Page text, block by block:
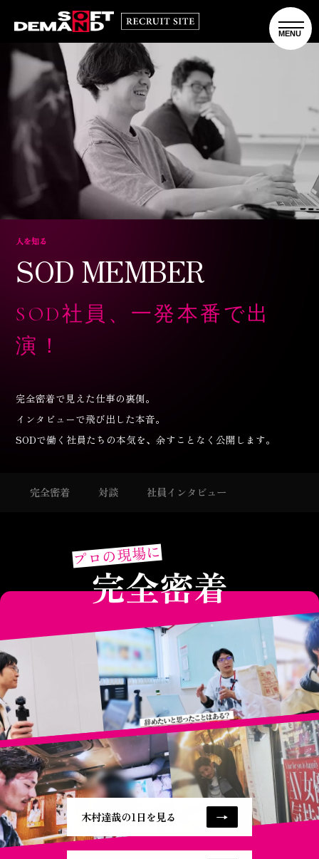
人を知る
SOD MEMBER
SOD社員、一発本番で出
演！
完全密着で見えた仕事の裏側。
インタビューで飛び出した本音。
SODで働く社員たちの本気を、余すことなく公開します。
完全密着 対談 社員インタビュー
プロの現場に
完全密着
木村達哉の1日を見る →